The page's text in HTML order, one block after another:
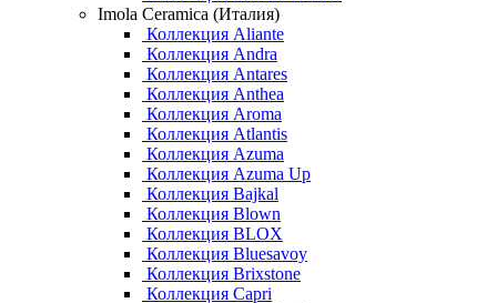
Imola Ceramica (Италия)
Коллекция Aliante
Коллекция Andra
Коллекция Antares
Коллекция Anthea
Коллекция Aroma
Коллекция Atlantis
Коллекция Azuma
Коллекция Azuma Up
Коллекция Bajkal
Коллекция Blown
Коллекция BLOX
Коллекция Bluesavoy
Коллекция Brixstone
Коллекция Capri